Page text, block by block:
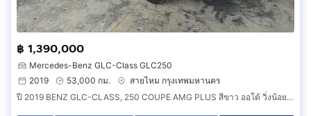
฿ 1,390,000
Mercedes-Benz GLC-Class GLC250
2019
53,000 กม.
สายไหม กรุงเทพมหานคร
ปี 2019 BENZ GLC-CLASS, 250 COUPE AMG PLUS สีขาว ออโต้ วิ่งน้อย สีเดิม มือเดียว สวยมาก